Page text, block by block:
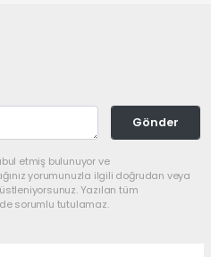
Gönder
etmiş bulunuyor ve
yorumunuzla ilgili doğrudan veya
Yazılan tüm
sorumlu tutulamaz.